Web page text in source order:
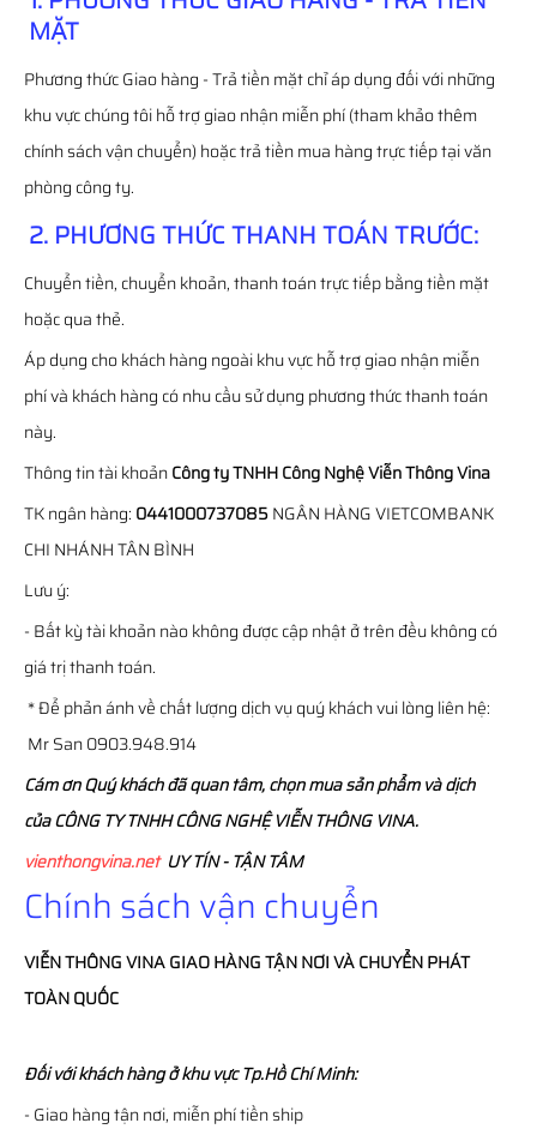
MẶT
Phương thức Giao hàng - Trả tiền mặt chỉ áp dụng đối với những
khu vực chúng tôi hỗ trợ giao nhận miễn phí (tham khảo thêm
chính sách vận chuyển) hoặc trả tiền mua hàng trực tiếp tại văn
phòng công ty.
2. PHƯƠNG THỨC THANH TOÁN TRƯỚC:
Chuyển tiền, chuyển khoản, thanh toán trực tiếp bằng tiền mặt
hoặc qua thẻ.
Áp dụng cho khách hàng ngoài khu vực hỗ trợ giao nhận miễn
phí và khách hàng có nhu cầu sử dụng phương thức thanh toán
này.
Thông tin tài khoảnCông ty TNHH Công Nghệ Viễn Thông Vina
TK ngân hàng: 0441000737085NGÂN HÀNG VIETCOMBANK
CHI NHÁNH TÂN BÌNH
Lưu ý:
- Bất kỳ tài khoản nào không được cập nhật ở trên đều không có
giá trị thanh toán.
* Để phản ánh về chất lượng dịch vụ quý khách vui lòng liên hệ:
Mr San 0903.948.914
Cám ơn Quý khách đã quan tâm, chọn mua sản phẩm và dịch
của CÔNG TY TNHH CÔNG NGHỆ VIỄN THÔNG VINA.
vienthongvina.netUY TÍN - TẬN TÂM
Chính sách vận chuyển
VIỄN THÔNGVINAGIAO HÀNG TẬN NƠI VÀ CHUYỂN PHÁT
TOÀN QUỐC
Đối với khách hàng ở khu vực Tp.Hồ Chí Minh:
- Giao hàng tận nơi, miễn phí tiền ship